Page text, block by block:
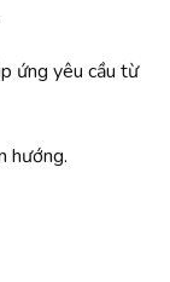
ứng yêu cầu từ
hướng.